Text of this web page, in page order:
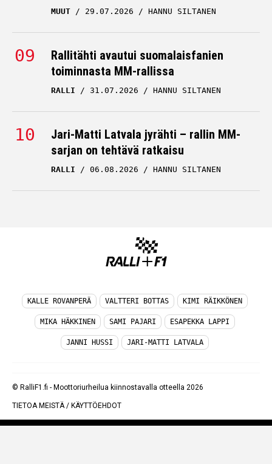
MUUT 29.07.2026 HANNU SILTANEN
Rallitähti avautui suomalaisfanien
toiminnasta MM-rallissa
RALLI 31.07.2026 HANNU SILTANEN
Jari-Matti Latvala jyrähti – rallin MM-
sarjan on tehtävä ratkaisu
RALLI 06.08.2026 HANNU SILTANEN
KALLE ROVANPERÄ VALTTERI BOTTAS KIMI RÄIKKÖNEN
MIKA HÄKKINEN SAMI PAJARI ESAPEKKA LAPPI
JANNI HUSSI JARI-MATTI LATVALA
© RalliF1.fi - Moottoriurheilua kiinnostavalla otteella 2026
TIETOA MEISTÄ/ KÄYTTÖEHDOT